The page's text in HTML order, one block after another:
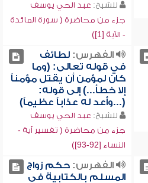
للشيخ: عبد الحي يوسف
جزء من محاضرة ( سورة المائدة
- الآية [1])
الفهرس:لطائف
في قوله تعالى: (وما
كان لمؤمن أن يقتل مؤمناً
إلا خطأ...) إلى قوله:
(...وأعد له عذاباً عظيماً)
للشيخ: عبد الحي يوسف
جزء من محاضرة ( تفسير آية -
النساء [92-93])
الفهرس:حكم زواج
المسلم بالكتابية في